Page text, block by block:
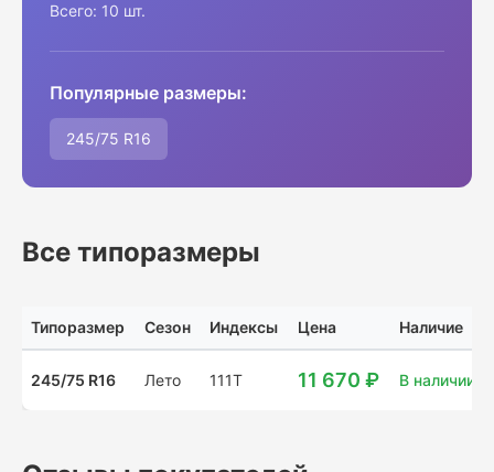
Всего: 10 шт.
Популярные размеры:
245/75 R16
Все типоразмеры
Типоразмер Сезон Индексы Цена Наличие
245/75 R16 Лето 111T 11 670 ₽ В наличии: